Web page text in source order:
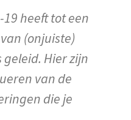
19 heeft tot een
(onjuiste)
Hier zijn
van de
die je